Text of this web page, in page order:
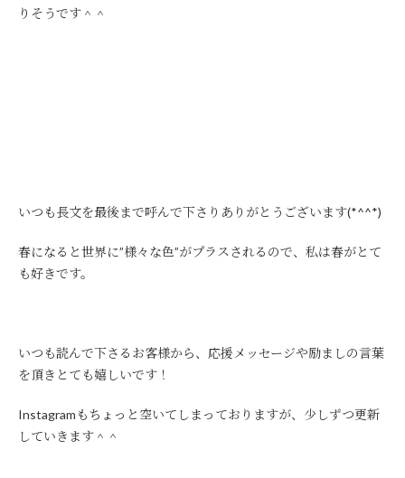
りそうです＾＾
いつも長文を最後まで呼んで下さりありがとうございます(*^^*)
春になると世界に”様々な色”がプラスされるので、私は春がとて
も好きです。
いつも読んで下さるお客様から、応援メッセージや励ましの言葉
を頂きとても嬉しいです！
Instagramもちょっと空いてしまっておりますが、少しずつ更新
していきます＾＾